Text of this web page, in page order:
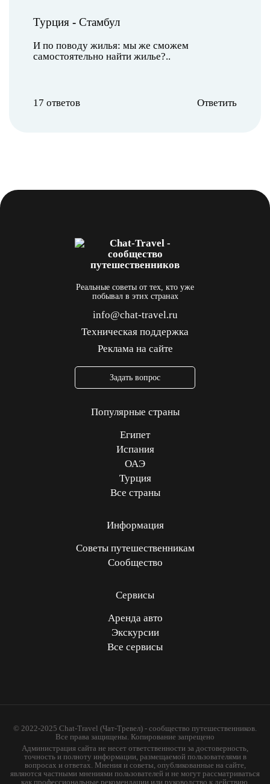
Турция - Стамбул
И по поводу жилья: мы же сможем
самостоятельно найти жилье?..
17 ответов Ответить
Реальные советы от тех, кто уже
побывал в этих странах
info@chat-travel.ru
Техническая поддержка
Реклама на сайте
Задать вопрос
Популярные страны
Египет
Испания
ОАЭ
Турция
Все страны
Информация
Советы путешественникам
Сообщество
Сервисы
Аренда авто
Экскурсии
Все сервисы
© 2022-2025 Chat-Travel (Чат-Тревел) - сообщество путешественников.
Все права защищены. Копирование запрещено
Администрация сайта не несет ответственности за достоверность,
точность и полноту информации, размещаемой пользователями в
вопросах и ответах. Мнения и советы, опубликованные на сайте,
являются частными мнениями пользователей и не могут рассматриваться
как профессиональные рекомендации или руководство к действию.